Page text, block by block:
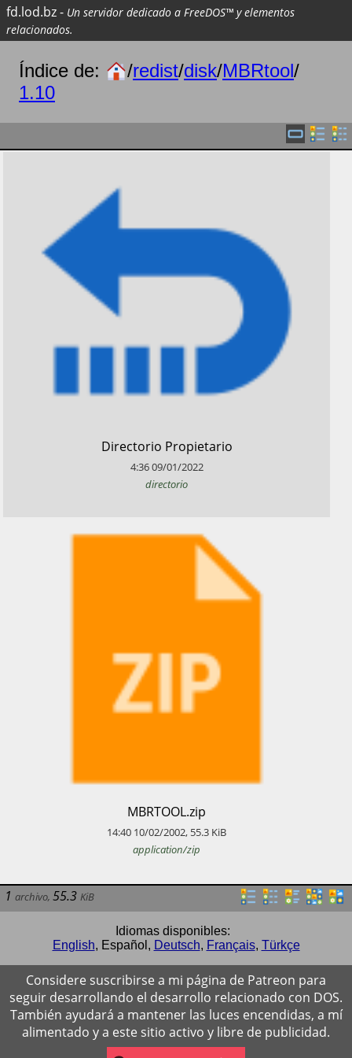
fd.lod.bz- Un servidor dedicado a FreeDOS™ y elementos
relacionados.
Índice de: /redist/disk/MBRtool/
1.10
​Directorio Propietario
4:3609/01/2022
directorio
​MBRTOOL.zip
14:40 10/02/2002, 55.3 KiB
application/zip
1 archivo, 55.3 KiB
Idiomas disponibles:
English, Español , Deutsch, Français, Türkçe
Considere suscribirse a mi página de Patreon para
seguir desarrollando el desarrollo relacionado con DOS.
También ayudará a mantener las luces encendidas, a mí
alimentado y a este sitio activo y libre de publicidad.